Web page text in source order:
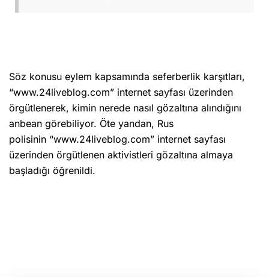
Söz konusu eylem kapsamında seferberlik karşıtları,
“www.24liveblog.com” internet sayfası üzerinden
örgütlenerek, kimin nerede nasıl gözaltına alındığını
anbean görebiliyor. Öte yandan, Rus
polisinin “www.24liveblog.com” internet sayfası
üzerinden örgütlenen aktivistleri gözaltına almaya
başladığı öğrenildi.